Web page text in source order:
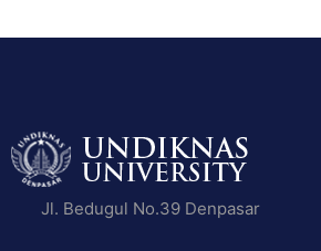
Jl. Bedugul No.39 Denpasar